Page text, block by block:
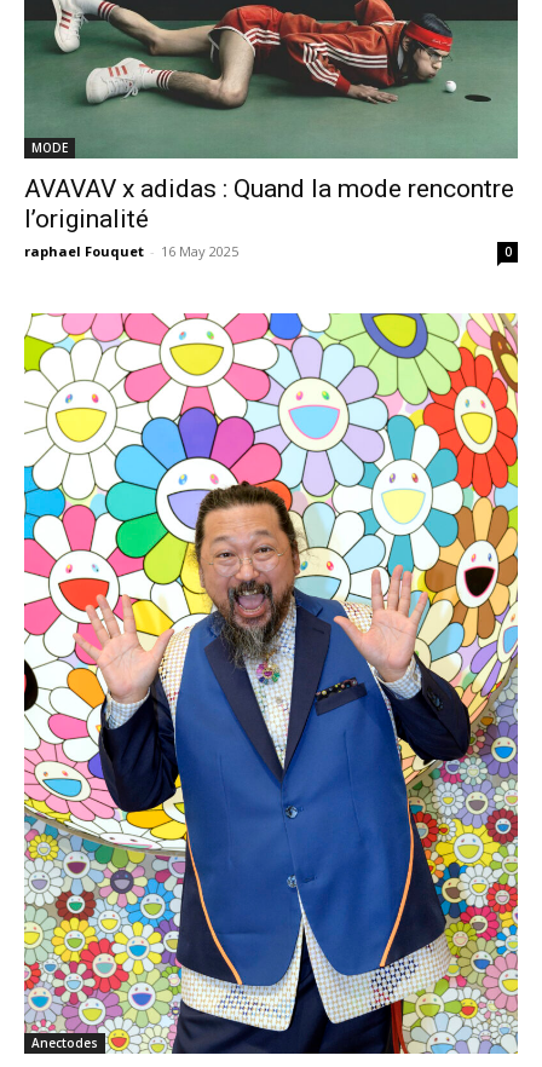
MODE
AVAVAV x adidas : Quand la mode rencontre
l’originalité
raphael Fouquet - 16 May 2025 0
Anectodes